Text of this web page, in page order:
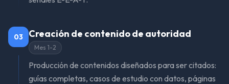
03 Creación de contenido de autoridad
Mes 1-2
Producción de contenidos diseñados para ser citados:
guías completas, casos de estudio con datos, páginas